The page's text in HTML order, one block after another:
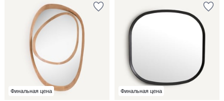
Финальная цена Финальная цена